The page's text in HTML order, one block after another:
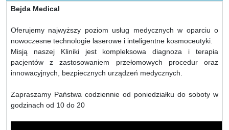
Bejda Medical
Oferujemy najwyższy poziom usług medycznych w oparciu o
nowoczesne technologie laserowe i inteligentne kosmoceutyki.
Misją naszej Kliniki jest kompleksowa diagnoza i terapia
pacjentów z zastosowaniem przełomowych procedur oraz
innowacyjnych, bezpiecznych urządzeń medycznych.
Zapraszamy Państwa codziennie od poniedziałku do soboty w
godzinach od 10 do 20